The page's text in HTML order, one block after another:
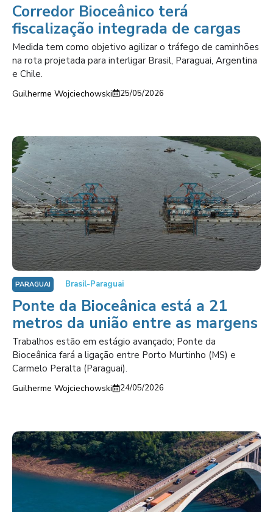
Corredor Bioceânico terá
fiscalização integrada de cargas
Medida tem como objetivo agilizar o tráfego de caminhões
na rota projetada para interligar Brasil, Paraguai, Argentina
e Chile.
Guilherme Wojciechowski 25/05/2026
PARAGUAI Brasil-Paraguai
Ponte da Bioceânica está a 21
metros da união entre as margens
Trabalhos estão em estágio avançado; Ponte da
Bioceânica fará a ligação entre Porto Murtinho (MS) e
Carmelo Peralta (Paraguai).
Guilherme Wojciechowski 24/05/2026